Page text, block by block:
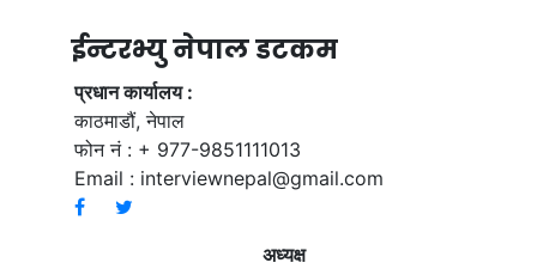
ईन्टरभ्यु नेपाल डटकम
प्रधान कार्यालय :
काठमाडौं, नेपाल
फोन नं : + 977-9851111013
Email : interviewnepal@gmail.com
अध्यक्ष